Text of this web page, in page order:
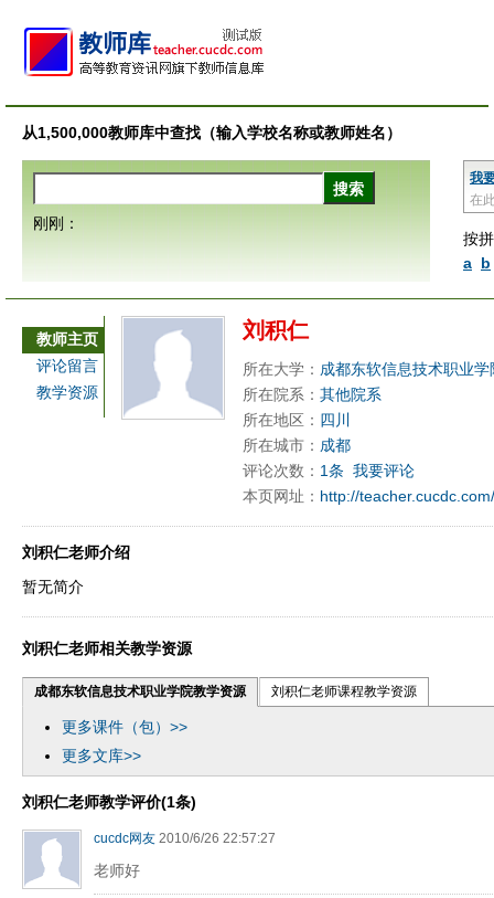
从1,500,000教师库中查找（输入学校名称或教师姓名）
我
在
按
a b
刚刚：
教师主页
评论留言
教学资源
刘积仁
所在大学： 成都东软信息技术职业学
所在院系： 其他院系
所在地区： 四川
所在城市： 成都
评论次数： 1条 我要评论
本页网址： http://
刘积仁老师介绍
暂无简介
刘积仁老师相关教学资源
成都东软信息技术职业学院教学资源 刘积仁老师课程教学资源
更多课件（包）>>
更多文库>>
刘积仁老师教学评价(1条)
cucdc网友 2010/6/26 22:57:27
老师好